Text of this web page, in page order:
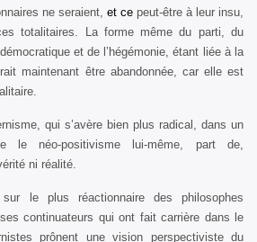
ne seraient, et ce peut-être à leur insu,
totalitaires. La forme même du parti, du
et de l’hégémonie, étant liée à la
maintenant être abandonnée, car elle est
qui s’avère bien plus radical, dans un
le néo-positivisme lui-même, part de,
ni réalité.
sur le plus réactionnaire des philosophes
continuateurs qui ont fait carrière dans le
prônent une vision perspectiviste du